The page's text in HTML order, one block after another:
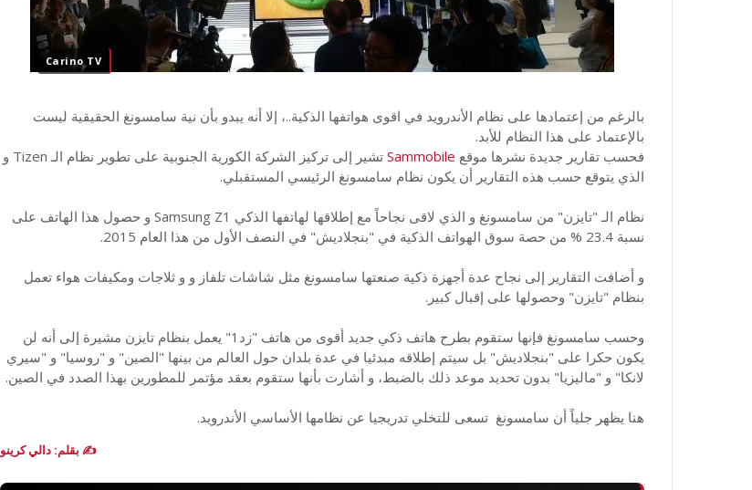
Carino TV
بالرغم من إعتمادها على نظام الأندرويد في اقوى هواتفها الذكية..، إلا أنه يبدو بأن نية سامسونغ الحقيقية ليست
بالإعتماد على هذا النظام للأبد.
فحسب تقارير جديدة نشرها موقع Sammobile
تشير إلى تركيز الشركة الكورية الجنوبية على تطوير نظام الـ Tizen و
الذي يتوقع حسب هذه التقارير أن يكون نظام سامسونغ الرئيسي المستقبلي.
نظام الـ "تايزن" من سامسونغ و الذي لاقى نجاحاً مع إطلاقها لهاتفها الذكي Samsung Z1 و حصول هذا الهاتف على
نسبة 23.4 % من حصة سوق الهواتف الذكية في "بنجلاديش" في النصف الأول من هذا العام 2015.
و أضافت التقارير إلى نجاح عدة أجهزة ذكية صنعتها سامسونغ مثل شاشات تلفاز و و ثلاجات ومكيفات هواء تعمل
بنظام "تايزن" وحصولها على إقبال كبير.
وحسب سامسونغ فإنها ستقوم بطرح هاتف ذكي جديد أقوى من هاتف "زد1" يعمل بنظام تايزن مشيرة إلى أنه لن
يكون حكرا على "بنجلاديش" بل سيتم إطلاقه مبدئيا في عدة بلدان حول العالم من بينها "الصين" و "روسيا" و "سيري
لانكا" و "ماليزيا" بدون تحديد موعد ذلك بالضبط، و أشارت بأنها ستقوم بعقد مؤتمر للمطورين بهذا الصدد في الصين.
هنا يظهر جلياً أن سامسونغ تسعى للتخلي تدريجيا عن نظامها الأساسي الأندرويد.
✍️ بقلم: دالي كرينو